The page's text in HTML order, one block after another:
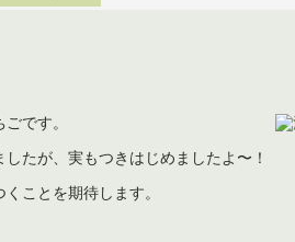
です。
たが、実もつきはじめましたよ〜！
ことを期待します。